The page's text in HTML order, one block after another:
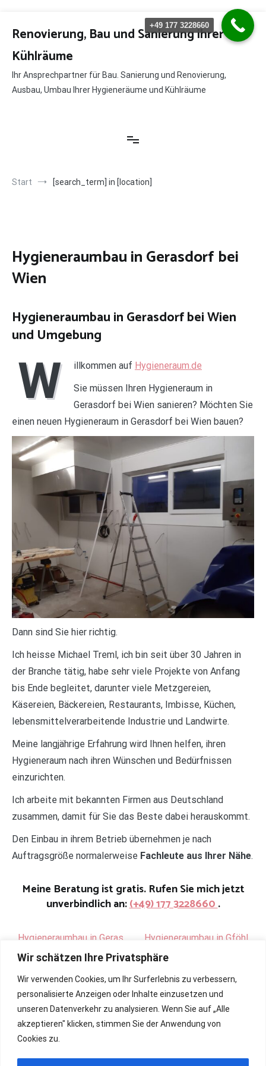
Wir schätzen Ihre Privatsphäre
Wir verwenden Cookies, um Ihr Surferlebnis zu verbessern,
personalisierte Anzeigen oder Inhalte einzusetzen und
unseren Datenverkehr zu analysieren. Wenn Sie auf „Alle
akzeptieren" klicken, stimmen Sie der Anwendung von
Cookies zu.
Inhalt
springen
Renovierung, Bau und Sanierung ihrer
Kühlräume
Ihr Ansprechpartner für Bau. Sanierung und Renovierung,
Ausbau, Umbau Ihrer Hygieneräume und Kühlräume
Start [search_term] in [location]
Hygieneraumbau in Gerasdorf bei
Wien
Hygieneraumbau in Gerasdorf bei Wien
und Umgebung
W illkommen auf Hygieneraum.de
Sie müssen Ihren Hygieneraum in
Gerasdorf bei Wien sanieren? Möchten Sie
einen neuen Hygieneraum in Gerasdorf bei Wien bauen?
Dann sind Sie hier richtig.
Ich heisse Michael Treml, ich bin seit über 30 Jahren in
der Branche tätig, habe sehr viele Projekte von Anfang
bis Ende begleitet, darunter viele Metzgereien,
Käsereien, Bäckereien, Restaurants, Imbisse, Küchen,
lebensmittelverarbeitende Industrie und Landwirte.
Meine langjährige Erfahrung wird Ihnen helfen, ihren
Hygieneraum nach ihren Wünschen und Bedürfnissen
einzurichten.
Ich arbeite mit bekannten Firmen aus Deutschland
zusammen, damit für Sie das Beste dabei herauskommt.
Den Einbau in ihrem Betrieb übernehmen je nach
Auftragsgröße normalerweise Fachleute aus Ihrer Nähe.
Meine Beratung ist gratis. Rufen Sie mich jetzt
unverbindlich an:(+49) 177 3228660.
Hygieneraumbau in Geras Hygieneraumbau in Gföhl
+49 177 3228660